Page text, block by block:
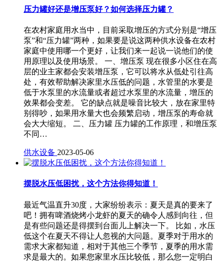
压力罐好还是增压泵好？如何选择压力罐？
在农村家庭用水当中，目前采取增压的方式分别是“增压
泵”和“压力罐”两种，如果要是说这两种供水设备在农村
家庭中使用哪一个更好，让我们来一起说一说他们的使
用原理以及使用场景。 一、增压泵 现在很多小区住在高
层的业主家都会安装增压泵，它可以将水从低处引往高
处，有效帮助解决家里水压低的问题，水管里的水要是
低于水泵里的水流量或者超过水泵里的水流量，增压的
效果都会变差。 它的缺点就是噪音比较大，放在家里特
别得吵，如果用水量大也会频繁启动，增压泵的寿命就
会大大缩短。 二、压力罐 压力罐的工作原理，和增压泵
不同…
供水设备 2023-05-06
摆脱水压低困扰，这个方法你得知道！
最近气温直升30度，大家纷纷表示：夏天是真的要来了
吧！拥有啤酒烧烤小龙虾的夏天的确令人感到向往，但
是有些问题还是得摆到台面儿上解决一下。 比如，水压
低这个在夏天不得让人忽视的大问题。夏季对于用水的
需求大家都知道，相对于其他三个季节，夏季的用水需
求是最大的。如果您家里水压比较低，那么您一定明白